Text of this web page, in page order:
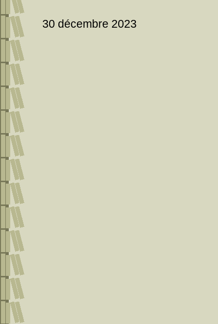
30 décembre 2023